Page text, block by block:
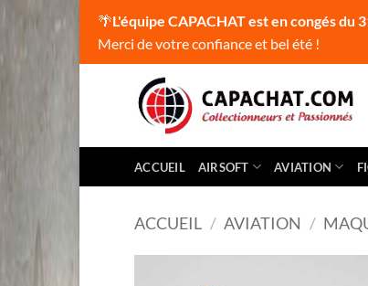
🌴L'équipe CAPACHAT est en congés du
Merci de votre confiance et bel été !
ACCUEIL AIRSOFT AVIATION
ACCUEIL / AVIATION /